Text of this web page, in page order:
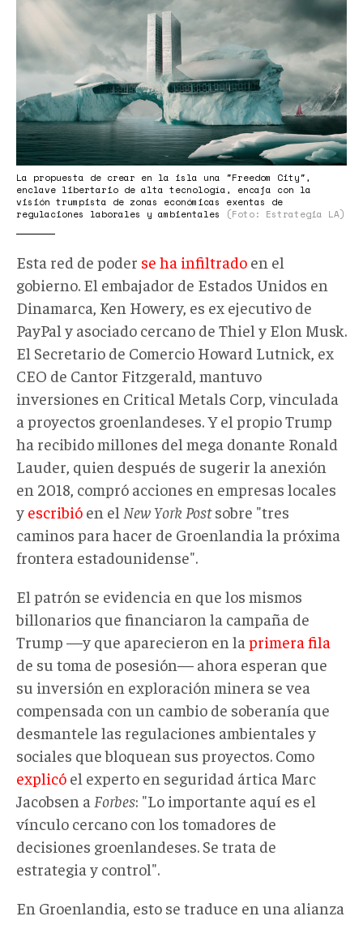
La propuesta de crear en la isla una "Freedom City",
enclave libertario de alta tecnología, encaja con la
visión trumpista de zonas económicas exentas de
regulaciones laborales y ambientales
(Foto: Estrategia LA)
Esta red de poder se ha infiltrado en el
gobierno. El embajador de Estados Unidos en
Dinamarca, Ken Howery, es ex ejecutivo de
PayPal y asociado cercano de Thiel y Elon Musk.
El Secretario de Comercio Howard Lutnick, ex
CEO de Cantor Fitzgerald, mantuvo
inversiones en Critical Metals Corp, vinculada
a proyectos groenlandeses. Y el propio Trump
ha recibido millones del mega donante Ronald
Lauder, quien después de sugerir la anexión
en 2018, compró acciones en empresas locales
y escribió en el New York Postsobre "tres
caminos para hacer de Groenlandia la próxima
frontera estadounidense".
El patrón se evidencia en que los mismos
billonarios que financiaron la campaña de
Trump —y que aparecieron en la primera fila
de su toma de posesión— ahora esperan que
su inversión en exploración minera se vea
compensada con un cambio de soberanía que
desmantele las regulaciones ambientales y
sociales que bloquean sus proyectos. Como
explicó el experto en seguridad ártica Marc
Jacobsen a Forbes: "Lo importante aquí es el
vínculo cercano con los tomadores de
decisiones groenlandeses. Se trata de
estrategia y control".
En Groenlandia, esto se traduce en una alianza